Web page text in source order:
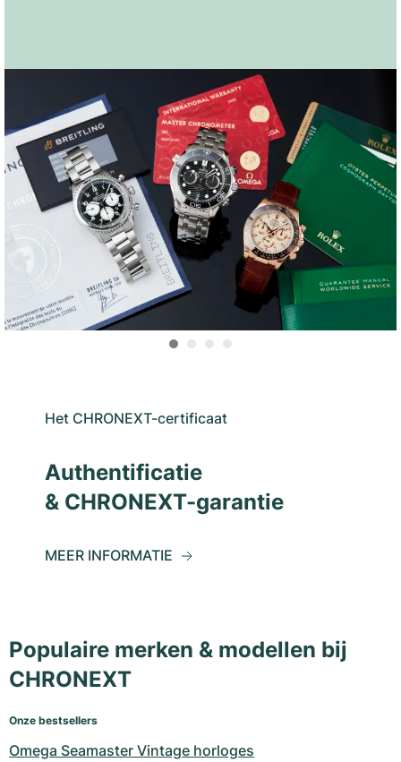
Het CHRONEXT-certificaat
Authentificatie
& CHRONEXT-garantie
MEER INFORMATIE
Populaire merken & modellen bij
CHRONEXT
Onze bestsellers
Omega Seamaster Vintage horloges